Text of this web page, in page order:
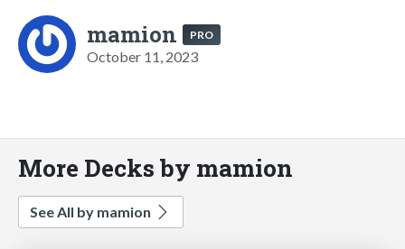
mamion PRO
October 11, 2023
More Decks by mamion
See All by mamion